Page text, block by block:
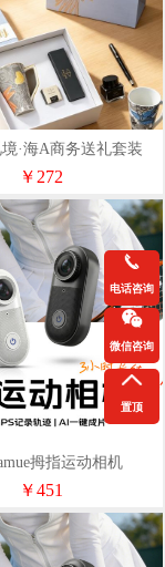
·海A商务送礼套装
￥272
拇指运动相机
Quest3（64G）
￥451
电话咨询
微信咨询
置顶